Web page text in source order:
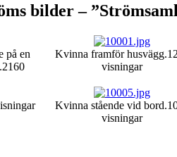
bilder –
på en
2160
Kvinna framför husvägg.
visningar
Kvinna stående vid bord.
visningar